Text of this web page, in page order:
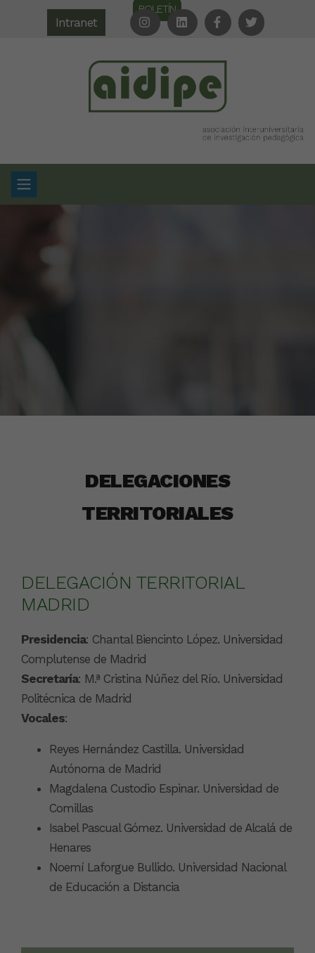
BOLETÍN
Intranet
DELEGACIONES
TERRITORIALES
DELEGACIÓN TERRITORIAL
MADRID
Presidencia: Chantal Biencinto López. Universidad
Complutense de Madrid
Secretaría: M.ª Cristina Núñez del Río. Universidad
Politécnica de Madrid
Vocales:
Reyes Hernández Castilla. Universidad
Autónoma de Madrid
Magdalena Custodio Espinar. Universidad de
Comillas
Isabel Pascual Gómez. Universidad de Alcalá de
Henares
Noemí Laforgue Bullido. Universidad Nacional
de Educación a Distancia